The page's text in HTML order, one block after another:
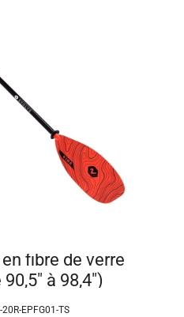
fibre de verre
à 98,4")
EPFG01-TS